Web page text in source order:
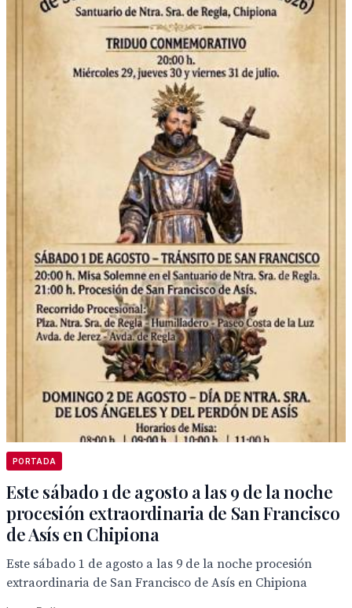
PORTADA
Este sábado 1 de agosto a las 9 de la noche
procesión extraordinaria de San Francisco
de Asís en Chipiona
Este sábado 1 de agosto a las 9 de la noche procesión
extraordinaria de San Francisco de Asís en Chipiona